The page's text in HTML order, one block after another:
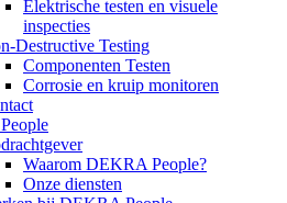
Elektrische testen en visuele
inspecties
Destructive Testing
Componenten Testen
Corrosie en kruip monitoren
Waarom DEKRA People?
Onze diensten